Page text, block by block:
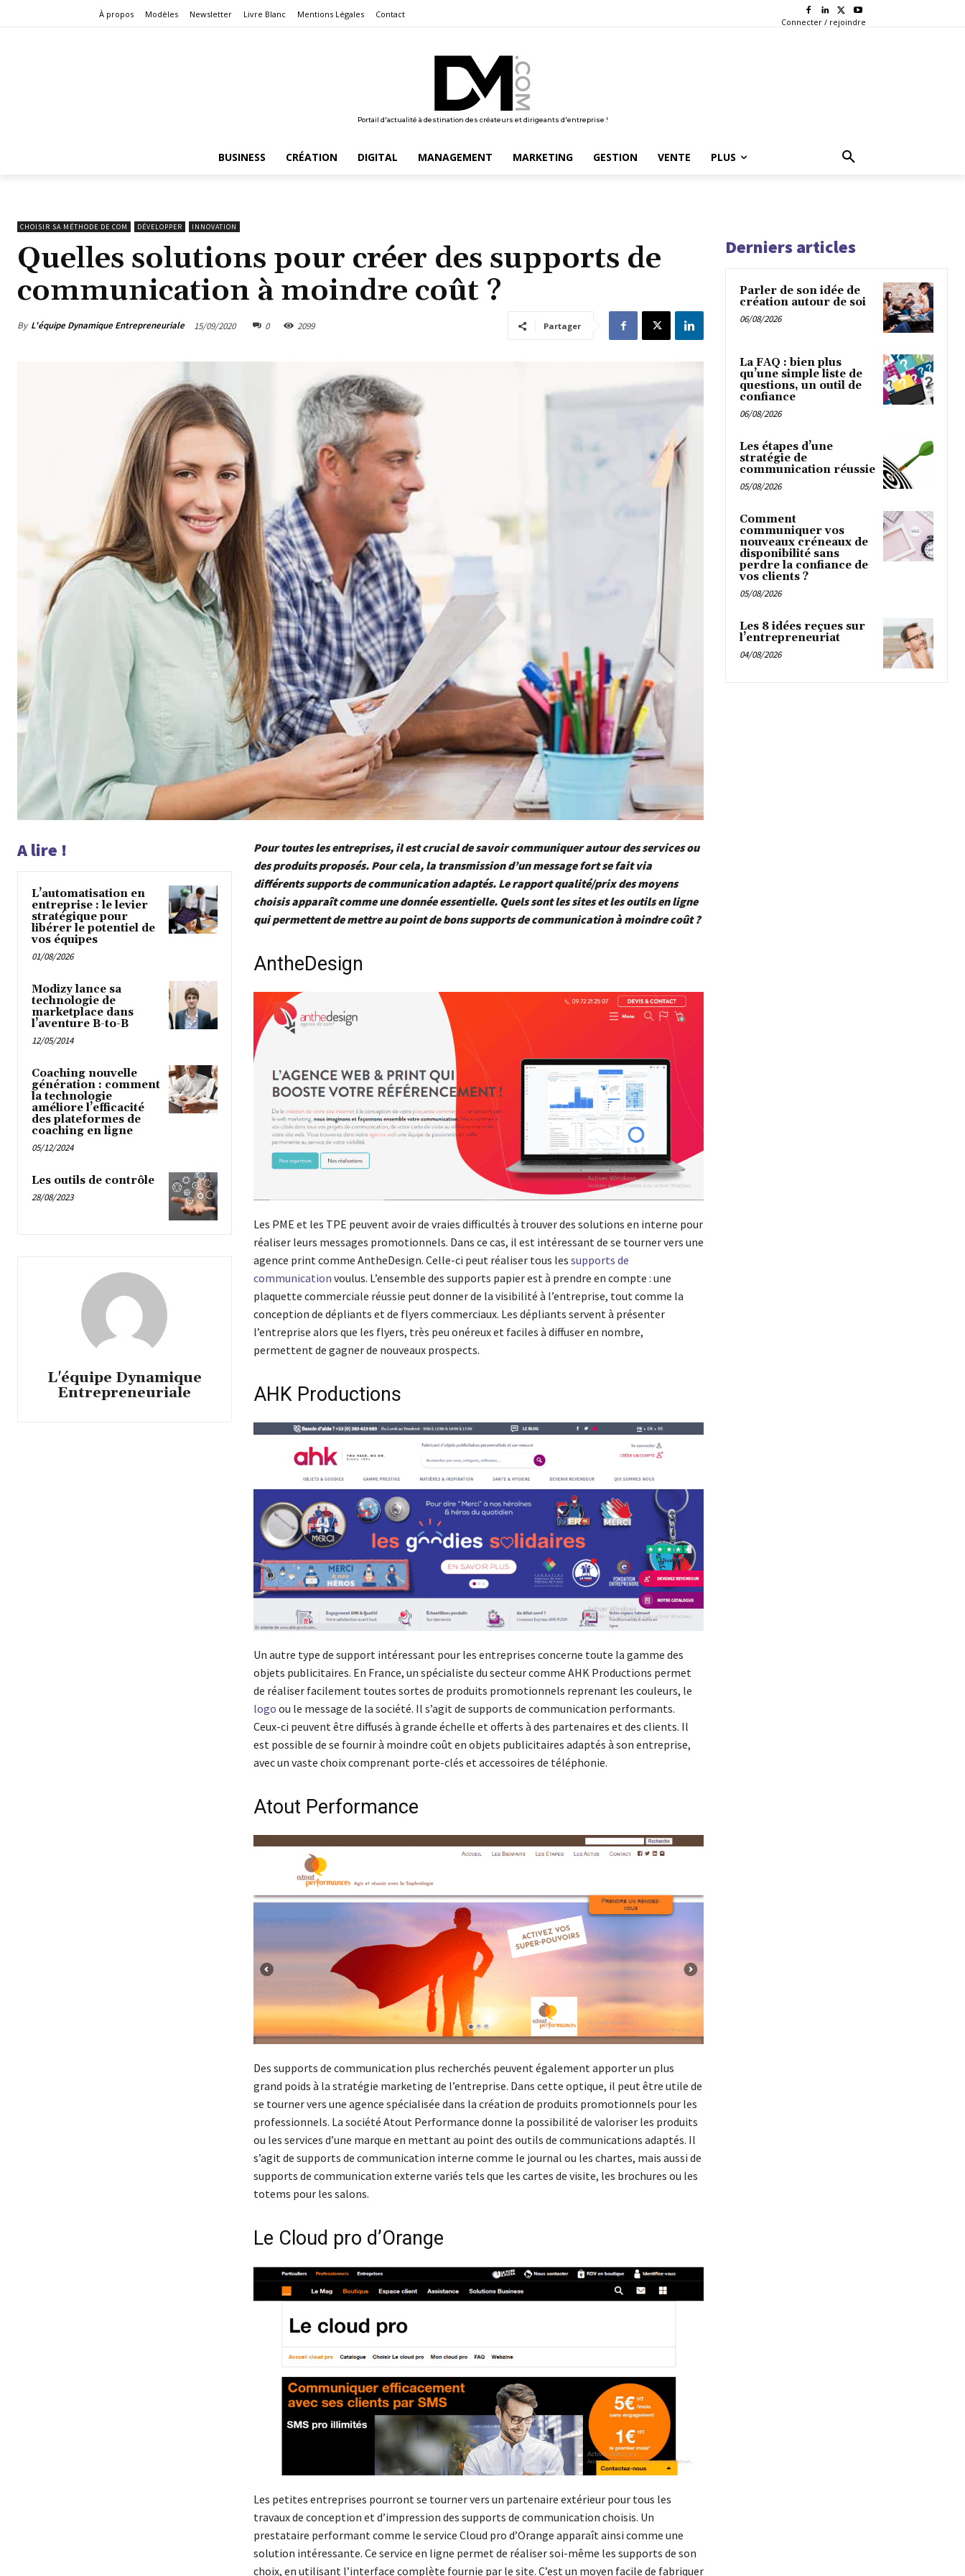
À propos Modèles Newsletter Livre Blanc Mentions Légales Contact
Connecter / rejoindre
Portail d'actualité à destination des créateurs et dirigeants d'entreprise !
BUSINESS CRÉATION DIGITAL MANAGEMENT MARKETING GESTION VENTE PLUS
CHOISIR SA MÉTHODE DE COM DÉVELOPPER INNOVATION
Quelles solutions pour créer des supports de
communication à moindre coût ?
By L'équipe Dynamique Entrepreneuriale 15/09/2020 0 2099 Partager
A lire !
L’automatisation en
entreprise : le levier
stratégique pour
libérer le potentiel de
vos équipes
01/08/2026
Modizy lance sa
technologie de
marketplace dans
l’aventure B-to-B
12/05/2014
Coaching nouvelle
génération : comment
la technologie
améliore l’efficacité
des plateformes de
coaching en ligne
05/12/2024
Les outils de contrôle
28/08/2023
L'équipe Dynamique
Entrepreneuriale
Pour toutes les entreprises, il est crucial de savoir communiquer autour des services ou
des produits proposés. Pour cela, la transmission d’un message fort se fait via
différents supports de communication adaptés. Le rapport qualité/prix des moyens
choisis apparaît comme une donnée essentielle. Quels sont les sites et les outils en ligne
qui permettent de mettre au point de bons supports de communication à moindre coût ?
AntheDesign
Les PME et les TPE peuvent avoir de vraies difficultés à trouver des solutions en interne pour
réaliser leurs messages promotionnels. Dans ce cas, il est intéressant de se tourner vers une
agence print comme AntheDesign. Celle-ci peut réaliser tous les supports de
communication voulus. L’ensemble des supports papier est à prendre en compte : une
plaquette commerciale réussie peut donner de la visibilité à l’entreprise, tout comme la
conception de dépliants et de flyers commerciaux. Les dépliants servent à présenter
l’entreprise alors que les flyers, très peu onéreux et faciles à diffuser en nombre,
permettent de gagner de nouveaux prospects.
AHK Productions
Un autre type de support intéressant pour les entreprises concerne toute la gamme des
objets publicitaires. En France, un spécialiste du secteur comme AHK Productions permet
de réaliser facilement toutes sortes de produits promotionnels reprenant les couleurs, le
logo ou le message de la société. Il s’agit de supports de communication performants.
Ceux-ci peuvent être diffusés à grande échelle et offerts à des partenaires et des clients. Il
est possible de se fournir à moindre coût en objets publicitaires adaptés à son entreprise,
avec un vaste choix comprenant porte-clés et accessoires de téléphonie.
Atout Performance
Des supports de communication plus recherchés peuvent également apporter un plus
grand poids à la stratégie marketing de l’entreprise. Dans cette optique, il peut être utile de
se tourner vers une agence spécialisée dans la création de produits promotionnels pour les
professionnels. La société Atout Performance donne la possibilité de valoriser les produits
ou les services d’une marque en mettant au point des outils de communications adaptés. Il
s’agit de supports de communication interne comme le journal ou les chartes, mais aussi de
supports de communication externe variés tels que les cartes de visite, les brochures ou les
totems pour les salons.
Le Cloud pro d’Orange
Les petites entreprises pourront se tourner vers un partenaire extérieur pour tous les
travaux de conception et d’impression des supports de communication choisis. Un
prestataire performant comme le service Cloud pro d’Orange apparaît ainsi comme une
solution intéressante. Ce service en ligne permet de réaliser soi-même les supports de son
choix, en utilisant l’interface complète fournie par le site. C’est un moyen facile de fabriquer
Derniers articles
Parler de son idée de
création autour de soi
06/08/2026
La FAQ : bien plus
qu’une simple liste de
questions, un outil de
confiance
06/08/2026
Les étapes d’une
stratégie de
communication réussie
05/08/2026
Comment
communiquer vos
nouveaux créneaux de
disponibilité sans
perdre la confiance de
vos clients ?
05/08/2026
Les 8 idées reçues sur
l’entrepreneuriat
04/08/2026